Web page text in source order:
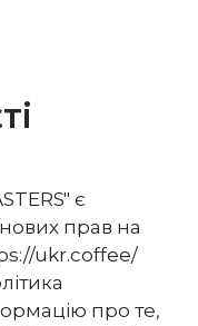
є
прав на
ukr.coffee/
про те,